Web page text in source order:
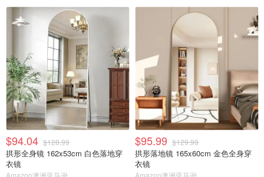
$94.04 $128.99
拱形全身镜 162x53cm 白色落地穿
衣镜
Amazon澳洲亚马逊
$95.99 $129.99
拱形落地镜 165x60cm 金色全身穿
衣镜
Amazon澳洲亚马逊